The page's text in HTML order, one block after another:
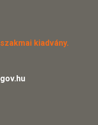
kiadvány.